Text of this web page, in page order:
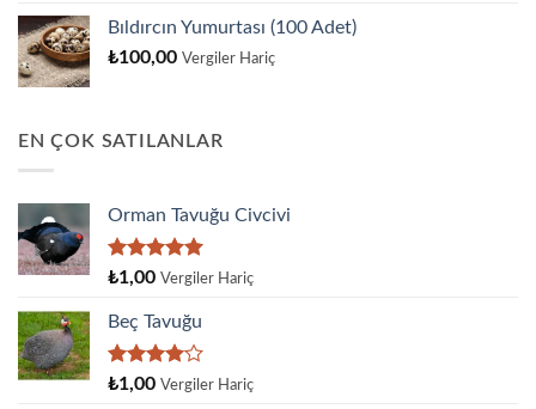
Bıldırcın Yumurtası (100 Adet)
₺100,00 Vergiler Hariç
EN ÇOK SATILANLAR
Orman Tavuğu Civcivi
5 üzerinden
aldı
₺1,00 Vergiler Hariç
Beç Tavuğu
5
₺1,00 Vergiler Hariç